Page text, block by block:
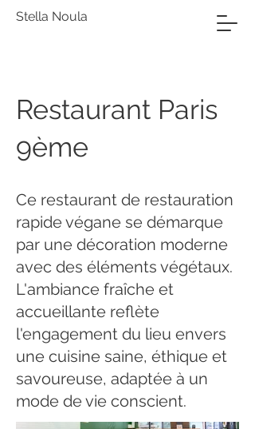
Stella Noula
Restaurant Paris
9ème
Ce restaurant de restauration
rapide végane se démarque
par une décoration moderne
avec des éléments végétaux.
L'ambiance fraîche et
accueillante reflète
l'engagement du lieu envers
une cuisine saine, éthique et
savoureuse, adaptée à un
mode de vie conscient.